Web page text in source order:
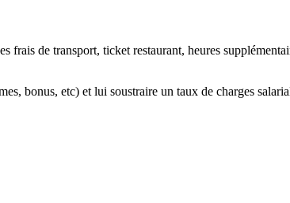
frais de transport, ticket restaurant, heures
bonus, etc) et lui soustraire un taux de charges